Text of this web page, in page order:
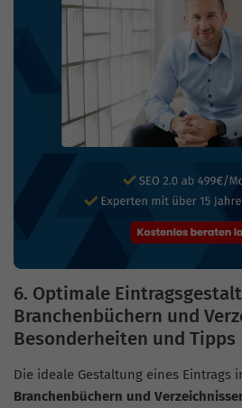
6. Optimale
Branchenbüchern und
Besonderheiten und Tipps
Die ideale Gestaltung eines Eintrags
Branchenbüchern und